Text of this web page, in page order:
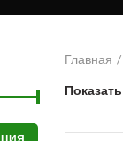
Главная
Показать